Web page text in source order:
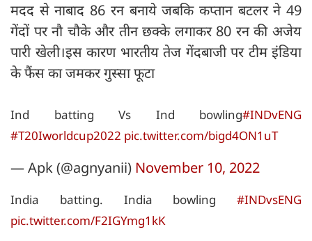
मदद से नाबाद 86 रन बनाये जबकि कप्तान बटलर ने 49
गेंदों पर नौ चौके और तीन छक्के लगाकर 80 रन की अजेय
पारी खेली।इस कारण भारतीय तेज गेंदबाजी पर टीम इंडिया
के फैंस का जमकर गुस्सा फूटा
Ind batting Vs Ind bowling#INDvENG
#T20Iworldcup2022 pic.twitter.com/bigd4ON1uT
— Apk (@agnyanii) November 10, 2022
India batting. India bowling #INDvsENG
pic.twitter.com/F2IGYmg1kK